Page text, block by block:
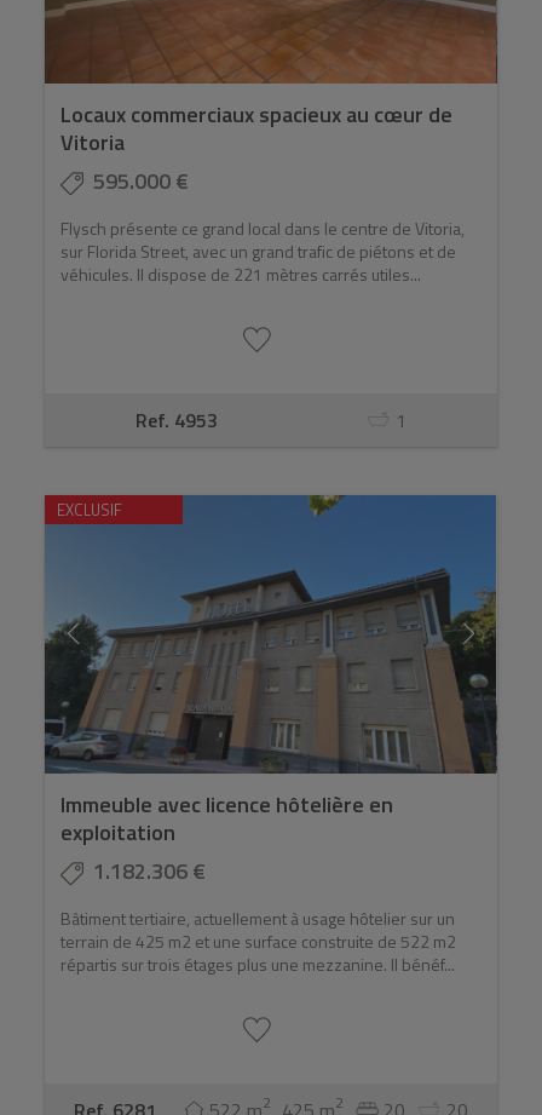
Locaux commerciaux spacieux au cœur de
Vitoria
595.000 €
Flysch présente ce grand local dans le centre de Vitoria,
sur Florida Street, avec un grand trafic de piétons et de
véhicules. Il dispose de 221 mètres carrés utiles...
Ref. 4953 1
EXCLUSIF
Immeuble avec licence hôtelière en
exploitation
1.182.306 €
Bâtiment tertiaire, actuellement à usage hôtelier sur un
terrain de 425 m2 et une surface construite de 522 m2
répartis sur trois étages plus une mezzanine. Il bénéf...
2 2